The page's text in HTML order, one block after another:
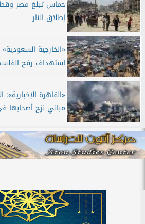
حماس تبلغ مصر
إطلاق النار
«الخارجية
استهداف رفح
«القاهرة
مباني نزح أصحابها